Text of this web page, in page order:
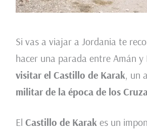
Si vas a viajar a Jordania te
hacer una parada entre Amán y
visitar el Castillo de Karak, un
militar de la época de los
El Castillo de Karak es un